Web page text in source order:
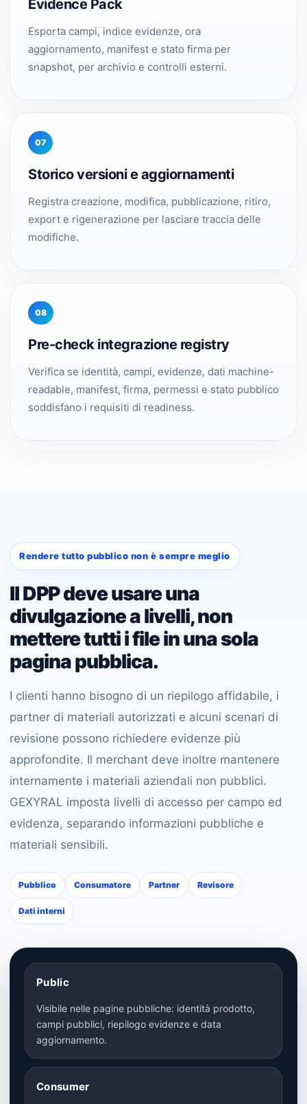
Evidence Pack
Esporta campi, indice evidenze, ora
aggiornamento, manifest e stato firma per
snapshot, per archivio e controlli esterni.
07
Storico versioni e aggiornamenti
Registra creazione, modifica, pubblicazione, ritiro,
export e rigenerazione per lasciare traccia delle
modifiche.
08
Pre-check integrazione registry
Verifica se identità, campi, evidenze, dati machine-
readable, manifest, firma, permessi e stato pubblico
soddisfano i requisiti di readiness.
Rendere tutto pubblico non è sempre meglio
Il DPP deve usare una
divulgazione a livelli, non
mettere tutti i file in una sola
pagina pubblica.
I clienti hanno bisogno di un riepilogo affidabile, i
partner di materiali autorizzati e alcuni scenari di
revisione possono richiedere evidenze più
approfondite. Il merchant deve inoltre mantenere
internamente i materiali aziendali non pubblici.
GEXYRAL imposta livelli di accesso per campo ed
evidenza, separando informazioni pubbliche e
materiali sensibili.
Pubblico Consumatore Partner Revisore
Dati interni
Public
Visibile nelle pagine pubbliche: identità prodotto,
campi pubblici, riepilogo evidenze e data
aggiornamento.
Consumer